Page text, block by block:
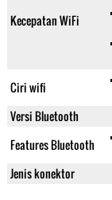
Kecepatan WiFi
Ciri wifi
Versi Bluetooth
Features Bluetooth
Jenis konektor